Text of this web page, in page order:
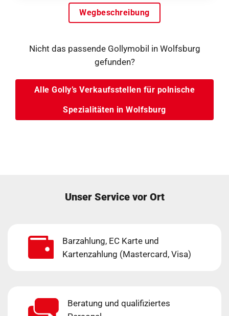
Wegbeschreibung
Nicht das passende Gollymobil in Wolfsburg
gefunden?
Alle Golly’s Verkaufsstellen für polnische
Spezialitäten in Wolfsburg
Unser Service vor Ort
Barzahlung, EC Karte und
Kartenzahlung (Mastercard, Visa)
Beratung und qualifiziertes